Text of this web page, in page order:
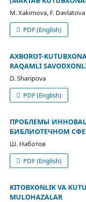
M. Хakimova, F. Davlatova
PDF (English)
AXBOROT-
RAQAMLI
D. Sharipova
PDF (English)
ПРОБЛЕМЫ
БИБЛИОТЕЧНОМ
Ш. Наботов
PDF (English)
KITOBXONLIK VA
MULOHAZALAR